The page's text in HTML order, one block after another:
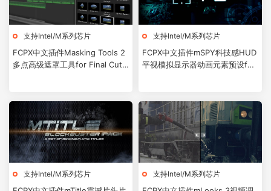
支持Intel/M系列芯片
FCPX中文插件Masking Tools 2
多点高级遮罩工具for Final Cut
支持Intel/M系列芯片
FCPX中文插件mSPY科技感HUD
平视模拟显示器动画元素预设for
支持Intel/M系列芯片 支持Intel/M系列芯片